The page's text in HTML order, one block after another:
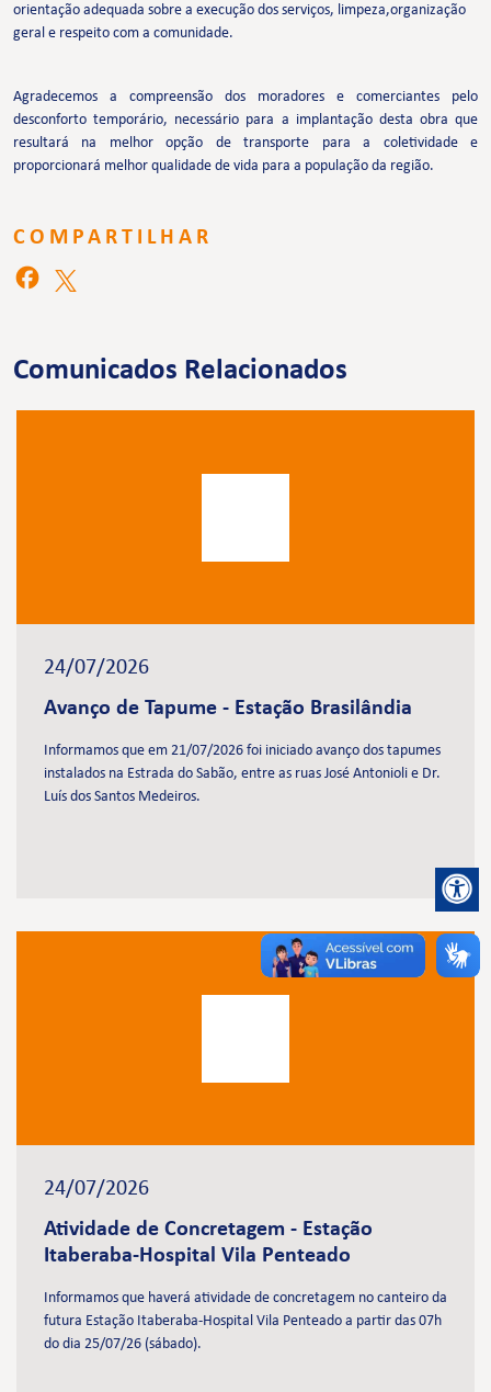
orientação adequada sobre a execução dos serviços, limpeza,organização
geral e respeito com a comunidade.
Agradecemos a compreensão dos moradores e comerciantes pelo
desconforto temporário, necessário para a implantação desta obra que
resultará na melhor opção de transporte para a coletividade e
proporcionará melhor qualidade de vida para a população da região.
COMPARTILHAR
Comunicados Relacionados
24/07/2026
Avanço de Tapume - Estação Brasilândia
Informamos que em 21/07/2026 foi iniciado avanço dos tapumes
instalados na Estrada do Sabão, entre as ruas José Antonioli e Dr.
Luís dos Santos Medeiros.
24/07/2026
Atividade de Concretagem - Estação
Itaberaba-Hospital Vila Penteado
Informamos que haverá atividade de concretagem no canteiro da
futura Estação Itaberaba-Hospital Vila Penteado a partir das 07h
do dia 25/07/26 (sábado).